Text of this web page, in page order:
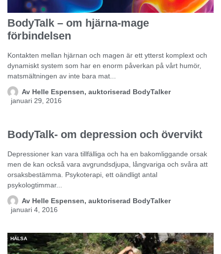
BodyTalk – om hjärna-mage
förbindelsen
Kontakten mellan hjärnan och magen är ett ytterst komplext och
dynamiskt system som har en enorm påverkan på vårt humör,
matsmältningen av inte bara mat...
Av Helle Espensen, auktoriserad BodyTalker
januari 29, 2016
HÄLSA
BodyTalk- om depression och övervikt
Depressioner kan vara tillfälliga och ha en bakomliggande orsak
men de kan också vara avgrundsdjupa, långvariga och svåra att
orsaksbestämma. Psykoterapi, ett oändligt antal
psykologtimmar...
Av Helle Espensen, auktoriserad BodyTalker
januari 4, 2016
HÄLSA